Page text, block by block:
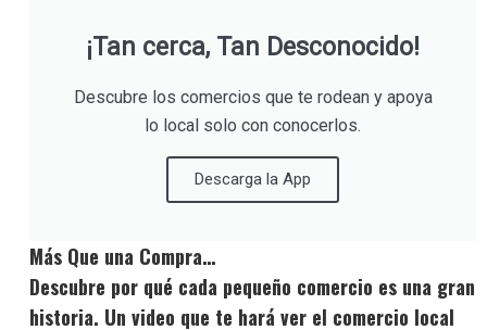
¡Tan cerca, Tan Desconocido!
Descubre los comercios que te rodean y apoya
lo local solo con conocerlos.
Descarga la App
Más Que una Compra…
Descubre por qué cada pequeño comercio es una gran
historia. Un video que te hará ver el comercio local